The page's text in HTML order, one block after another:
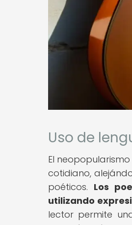
Uso de
El
cotidiano,
poéticos. Los
utilizando
lector permite